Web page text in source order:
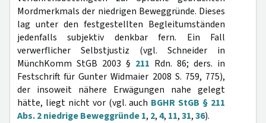
Mordmerkmals der niedrigen Beweggründe. Dieses
lag unter den festgestellten Begleitumständen
jedenfalls subjektiv denkbar fern. Ein Fall
verwerflicher Selbstjustiz (vgl. Schneider in
MünchKomm StGB 2003 § 211 Rdn. 86; ders. in
Festschrift für Gunter Widmaier 2008 S. 759, 775),
der insoweit nähere Erwägungen nahe gelegt
hätte, liegt nicht vor (vgl. auch BGHR StGB § 211
Abs. 2 niedrige Beweggründe 1, 2,4, 11,31,36).